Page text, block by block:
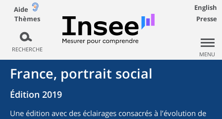
Aide
Thèmes
RECHERCHE
English
Presse
MENU
France, portrait social
Édition 2019
Une édition avec des éclairages consacrés à l’évolution de